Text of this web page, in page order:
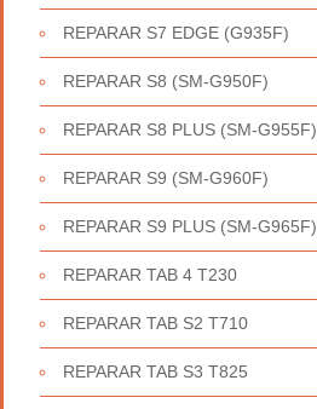
REPARAR S7 EDGE (G935F)
REPARAR S8 (SM-G950F)
REPARAR S8 PLUS (SM-G955F)
REPARAR S9 (SM-G960F)
REPARAR S9 PLUS (SM-G965F)
REPARAR TAB 4 T230
REPARAR TAB S2 T710
REPARAR TAB S3 T825